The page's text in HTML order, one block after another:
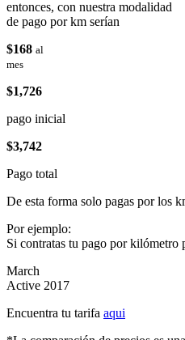
entonces, con nuestra modalidad
de pago por km serían
$168 al
mes
$1,726
pago inicial
$3,742
Pago total
De esta forma solo pagas por los
Por ejemplo:
Si contratas tu pago por kilómetro
March
Active 2017
Encuentra tu tarifa aqui